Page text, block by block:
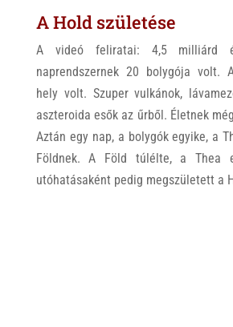
A Hold születése
A videó feliratai: 4,5 milliárd
naprendszernek 20 bolygója volt.
hely volt. Szuper vulkánok,
aszteroida esők az űrből. Életnek
Aztán egy nap, a bolygók egyike, a
Földnek. A Föld túlélte, a Thea
utóhatásaként pedig megszületett a